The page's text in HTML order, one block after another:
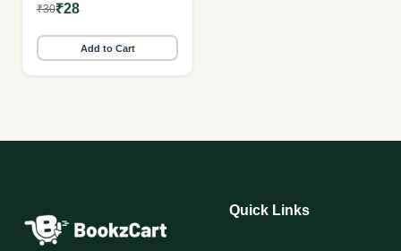
உருவெடுத்த மேதை)
₹30₹28
Add to Cart
Quick Links